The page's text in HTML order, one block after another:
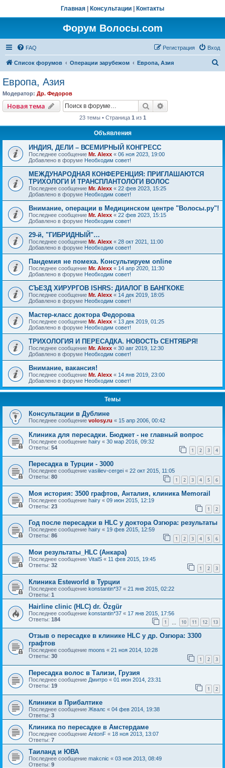
Главная Консультации Контакты
Форум Волосы.com
FAQ Вход
Регистрация
Список форумов Операции зарубежом Европа, Азия
Европа, Азия
Модератор: Др. Федоров
Новая тема Поиск
23 темы • Страница 1 из 1
Объявления
ИНДИЯ, ДЕЛИ – ВСЕМИРНЫЙ КОНГРЕСС
Последнее сообщение Mr. Alexx « 06 ноя 2023, 19:00
Добавлено в форуме Необходим совет!
МЕЖДУНАРОДНАЯ КОНФЕРЕНЦИЯ: ПРИГЛАШАЮТСЯ
ТРИХОЛОГИ И ТРАНСПЛАНТОЛОГИ ВОЛОС
Последнее сообщение Mr. Alexx « 22 фев 2023, 15:25
Добавлено в форуме Необходим совет!
Внимание, операции в Медицинском центре "Волосы.ру"!
Последнее сообщение Mr. Alexx « 22 фев 2023, 15:15
Добавлено в форуме Необходим совет!
29-й, "ГИБРИДНЫЙ"…
Последнее сообщение Mr. Alexx « 28 окт 2021, 11:00
Добавлено в форуме Необходим совет!
Пандемия не помеха. Консультируем online
Последнее сообщение Mr. Alexx « 14 апр 2020, 11:30
Добавлено в форуме Необходим совет!
СЪЕЗД ХИРУРГОВ ISHRS: ДИАЛОГ В БАНГКОКЕ
Последнее сообщение Mr. Alexx « 14 дек 2019, 18:05
Добавлено в форуме Необходим совет!
Мастер-класс доктора Федорова
Последнее сообщение Mr. Alexx « 13 дек 2019, 01:25
Добавлено в форуме Необходим совет!
ТРИХОЛОГИЯ И ПЕРЕСАДКА. НОВОСТЬ СЕНТЯБРЯ!
Последнее сообщение Mr. Alexx « 30 авг 2019, 12:30
Добавлено в форуме Необходим совет!
Внимание, вакансия!
Последнее сообщение Mr. Alexx « 14 янв 2019, 23:00
Добавлено в форуме Необходим совет!
Темы
Консультации в Дублине
Последнее сообщение volosy.ru « 15 апр 2006, 00:42
Клиника для пересадки. Бюджет - не главный вопрос
Последнее сообщение hairy « 30 мар 2016, 09:32
Ответы: 54 1 2 3 4
Пересадка в Турции - 3000
Последнее сообщение vasiliev-cergei « 22 окт 2015, 11:05
Ответы: 80 1 2 3 4 5 6
Моя история: 3500 графтов, Анталия, клиника Memorail
Последнее сообщение hairy « 09 июн 2015, 12:19
Ответы: 23 1 2
Год после пересадки в HLC у доктора Озгюра: результаты
Последнее сообщение hairy « 19 фев 2015, 12:59
Ответы: 86 1 2 3 4 5 6
Мои результаты_HLC (Анкара)
Последнее сообщение VitalS « 11 фев 2015, 19:45
Ответы: 32 1 2 3
Клиника Esteworld в Турции
Последнее сообщение konstantin*37 « 21 янв 2015, 02:22
Ответы: 1
Hairline clinic (HLC) dr. Özgür
Последнее сообщение konstantin*37 « 17 янв 2015, 17:56
Ответы: 184 1 10 11 12 13
Отзыв о пересадке в клинике HLC у др. Озгюра: 3300
графтов
Последнее сообщение moons « 21 ноя 2014, 10:28
Ответы: 30 1 2 3
Пересадка волос в Тализи, Грузия
Последнее сообщение Дмитро « 01 июн 2014, 23:31
Ответы: 19 1 2
Клиники в Прибалтике
Последнее сообщение Жвалс « 04 фев 2014, 19:38
Ответы: 3
Клиника по пересадке в Амстердаме
Последнее сообщение AntonF « 18 ноя 2013, 13:07
Ответы: 7
Таиланд и ЮВА
Последнее сообщение makcnic « 03 ноя 2013, 08:49
Ответы: 9